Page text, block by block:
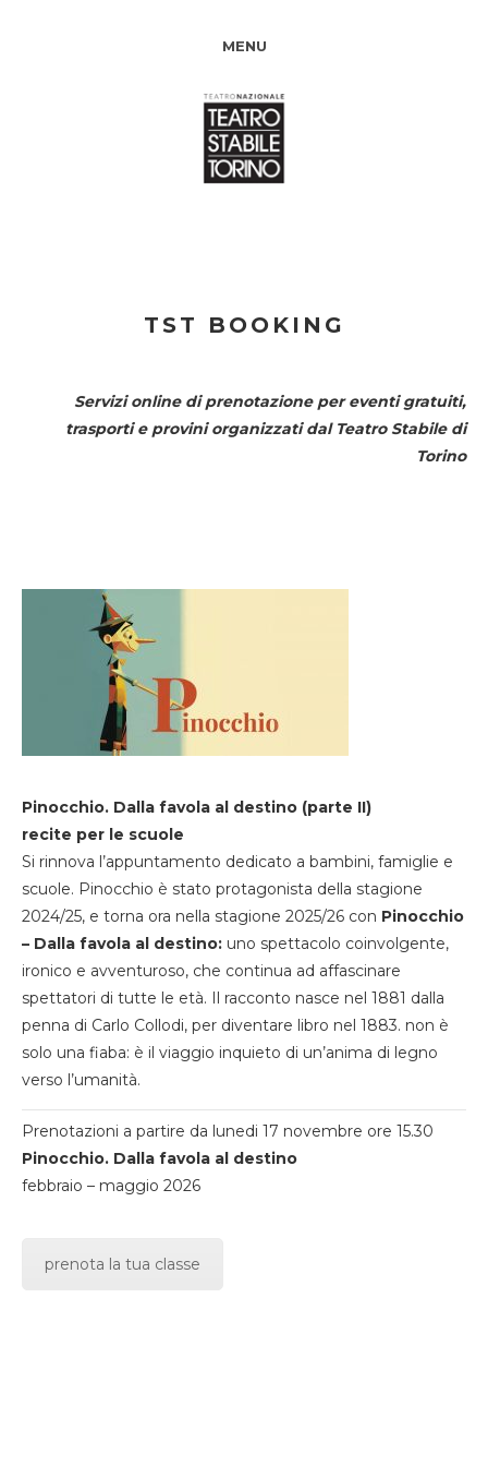
MENU
TST BOOKING
Servizi online di prenotazione per eventi gratuiti,
trasporti e provini organizzati dal Teatro Stabile di
Torino
Pinocchio. Dalla favola al destino (parte II)
recite per le scuole
Si rinnova l’appuntamento dedicato a bambini, famiglie e
scuole. Pinocchio è stato protagonista della stagione
2024/25, e torna ora nella stagione 2025/26 con Pinocchio
– Dalla favola al destino: uno spettacolo coinvolgente,
ironico e avventuroso, che continua ad affascinare
spettatori di tutte le età. Il racconto nasce nel 1881 dalla
penna di Carlo Collodi, per diventare libro nel 1883. non è
solo una fiaba: è il viaggio inquieto di un’anima di legno
verso l’umanità.
Prenotazioni a partire da lunedi 17 novembre ore 15.30
Pinocchio. Dalla favola al destino
febbraio – maggio 2026
prenota la tua classe